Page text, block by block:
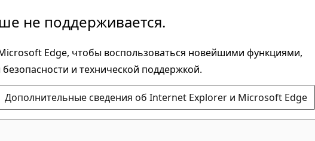
не поддерживается.
Edge, чтобы воспользоваться новейшими функциями,
и технической поддержкой.
Дополнительные сведения об Internet Explorer и Microsoft Edge